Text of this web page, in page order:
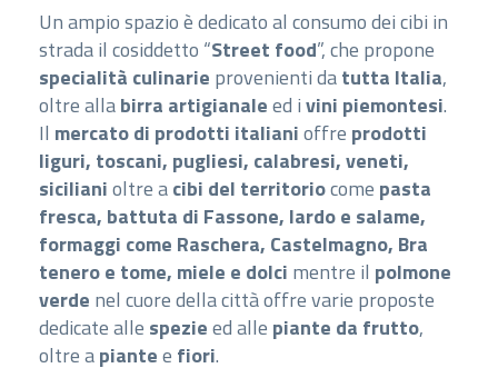
Un ampio spazio è dedicato al consumo dei cibi in
strada il cosiddetto “Street food”, che propone
specialità culinarie provenienti datutta Italia,
oltre allabirra artigianaleed ivini piemontesi.
Il mercato di prodotti italianioffre prodotti
liguri, toscani, pugliesi, calabresi, veneti,
sicilianioltre acibi del territoriocome pasta
fresca, battuta di Fassone, lardo e salame,
formaggi come Raschera, Castelmagno, Bra
tenero e tome, miele e dolci mentre il polmone
verde nel cuore della città offre varie proposte
dedicate alle spezieed alle piante da frutto,
oltre apiantee fiori.